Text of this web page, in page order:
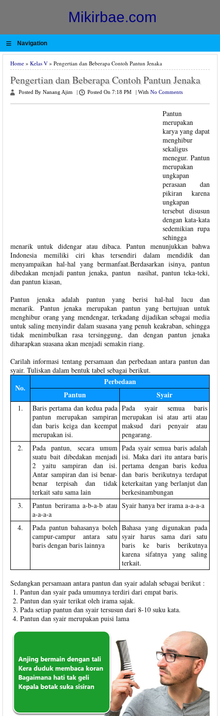
Mikirbae.com
≡ Navigation
Home » Kelas V » Pengertian dan Beberapa Contoh Pantun Jenaka
Pengertian dan Beberapa Contoh Pantun Jenaka
Posted By Nanang Ajim Posted On 7:18 PM With No Comments
Pantun
merupakan
karya yang dapat
menghibur
sekaligus
menegur. Pantun
merupakan
ungkapan
perasaan dan
pikiran karena
ungkapan
tersebut disusun
dengan kata-kata
sedemikian rupa
sehingga
menarik untuk didengar atau dibaca. Pantun menunjukkan bahwa
Indonesia memiliki ciri khas tersendiri dalam mendidik dan
menyampaikan hal-hal yang bermanfaat.Berdasarkan isinya, pantun
dibedakan menjadi pantun jenaka, pantun nasihat, pantun teka-teki,
dan pantun kiasan,
Pantun jenaka adalah pantun yang berisi hal-hal lucu dan
menarik. Pantun jenaka merupakan pantun yang bertujuan untuk
menghibur orang yang mendengar, terkadang dijadikan sebagai media
untuk saling menyindir dalam suasana yang penuh keakraban, sehingga
tidak menimbulkan rasa tersinggung, dan dengan pantun jenaka
diharapkan suasana akan menjadi semakin riang.
Carilah informasi tentang persamaan dan perbedaan antara pantun dan
syair. Tuliskan dalam bentuk tabel sebagai berikut.
No.
Perbedaan
Pantun
Syair
1.
Baris pertama dan kedua pada
pantun merupakan sampiran
dan baris keiga dan keempat
merupakan isi.
Pada syair semua baris
merupakan isi atau arti atau
maksud dari penyair atau
pengarang.
2.
Pada pantun, secara umum
suatu bait dibedakan menjadi
2 yaitu sampiran dan isi.
Antar sampiran dan isi benar-
benar terpisah dan tidak
terkait satu sama lain
Pada syair semua baris adalah
isi. Maka dari itu antara baris
pertama dengan baris kedua
dan baris berikutnya terdapat
keterkaitan yang berlanjut dan
berkesinambungan
3.
Pantun berirama a-b-a-b atau
a-a-a-a
Syair hanya ber irama a-a-a-a
4.
Pada pantun bahasanya boleh
campur-campur antara satu
baris dengan baris lainnya
Bahasa yang digunakan pada
syair harus sama dari satu
baris ke baris berikutnya
karena sifatnya yang saling
terkait.
Sedangkan persamaan antara pantun dan syair adalah sebagai berikut :
Pantun dan syair pada umumnya terdiri dari empat baris.
Pantun dan syair terikat oleh irama sajak.
Pada setiap pantun dan syair tersusun dari 8-10 suku kata.
Pantun dan syair merupakan puisi lama